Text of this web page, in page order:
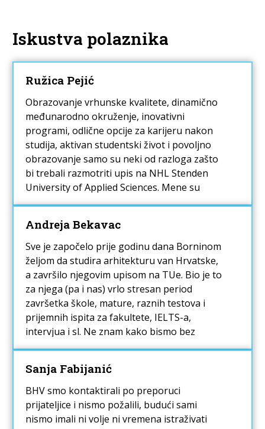
Iskustva polaznika
Ružica Pejić
Obrazovanje vrhunske kvalitete, dinamično
međunarodno okruženje, inovativni
programi, odlične opcije za karijeru nakon
studija, aktivan studentski život i povoljno
obrazovanje samo su neki od razloga zašto
bi trebali razmotriti upis na NHL Stenden
University of Applied Sciences. Mene su
oduševili i fakultet i profesori, kao i sam
sigurno ćete i vi pronaći top razloge, a
jedan od njih su sigurno niži troškovi života
uspoređujući s nekim većim gradovima.
Andreja Bekavac
Sve je započelo prije godinu dana Borninom
željom da studira arhitekturu van Hrvatske,
a završilo njegovim upisom na TUe. Bio je to
za njega (pa i nas) vrlo stresan period
završetka škole, mature, raznih testova i
prijemnih ispita za fakultete, IELTS-a,
intervjua i sl. Ne znam kako bismo bez
Martine profesionalne i bezrezervne
Hvala na tome od srca i rekla bih da je pred
njom sjajna karijera i još puno zadovoljnih
studenata. Borna je odradio Welcome day i
Introduction week i jako je zadovoljan.
Sanja Fabijanić
BHV smo kontaktirali po preporuci
prijateljice i nismo požalili, budući sami
nismo imali ni volje ni vremena istraživati